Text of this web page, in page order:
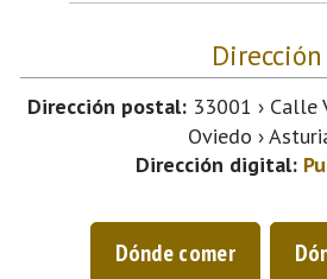
Dirección
Dirección postal: 33001 › Calle
Oviedo ›
Dirección digital:
Dónde comer